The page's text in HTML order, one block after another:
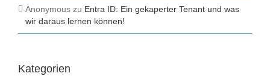
Anonymous zu Entra ID: Ein gekaperter Tenant und was
wir daraus lernen können!
Kategorien